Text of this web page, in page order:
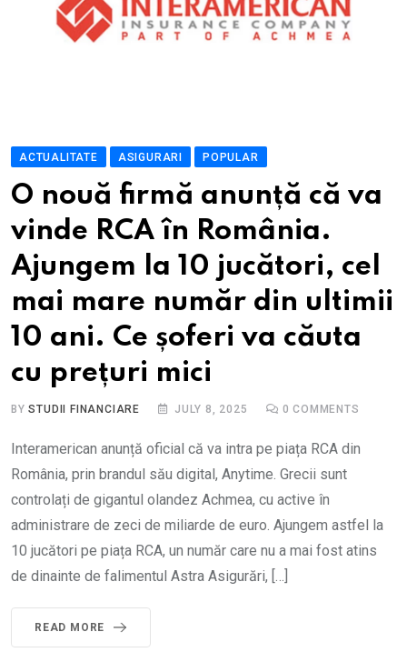
ACTUALITATE ASIGURARI POPULAR
O nouă firmă anunță că va
vinde RCA în România.
Ajungem la 10 jucători, cel
mai mare număr din ultimii
10 ani. Ce șoferi va căuta
cu prețuri mici
BYSTUDII FINANCIARE JULY 8, 2025 0 COMMENTS
Interamerican anunță oficial că va intra pe piața RCA din
România, prin brandul său digital, Anytime. Grecii sunt
controlați de gigantul olandez Achmea, cu active în
administrare de zeci de miliarde de euro. Ajungem astfel la
10 jucători pe piața RCA, un număr care nu a mai fost atins
de dinainte de falimentul Astra Asigurări, […]
READ MORE